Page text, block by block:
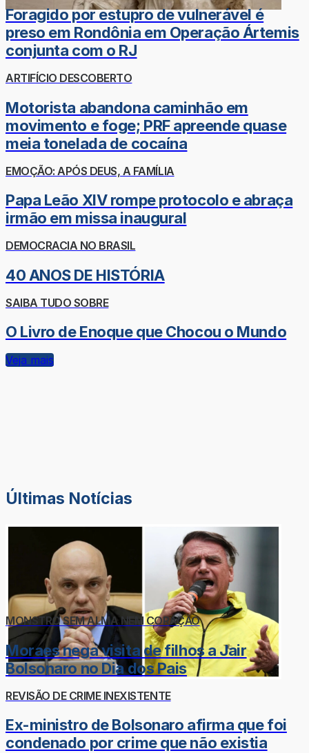
Foragido por estupro de vulnerável é
preso em Rondônia em Operação Ártemis
conjunta com o RJ
ARTIFÍCIO DESCOBERTO
Motorista abandona caminhão em
movimento e foge; PRF apreende quase
meia tonelada de cocaína
EMOÇÃO: APÓS DEUS, A FAMÍLIA
Papa Leão XIV rompe protocolo e abraça
irmão em missa inaugural
DEMOCRACIA NO BRASIL
40 ANOS DE HISTÓRIA
SAIBA TUDO SOBRE
O Livro de Enoque que Chocou o Mundo
Veja mais
Últimas Notícias
MONSTRO SEM ALMA NEM CORAÇÃO
Moraes nega visita de filhos a Jair
Bolsonaro no Dia dos Pais
REVISÃO DE CRIME INEXISTENTE
Ex-ministro de Bolsonaro afirma que foi
condenado por crime que não existia